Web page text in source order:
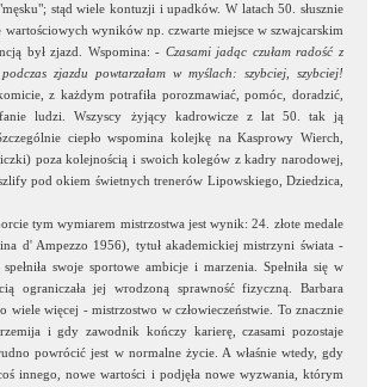
stąd wiele kontuzji i upadków. W latach 50. słusznie
wyników np. czwarte miejsce w szwajcarskim
był zjazd. Wspomina:- Czasami jadąc czułam radość z
zjazdu powtarzałam w myślach: szybciej, szybciej!
z każdym potrafiła porozmawiać, pomóc, doradzić,
ludzi. Wszyscy żyjący kadrowicze z lat 50. tak ją
ciepło wspomina kolejkę na Kasprowy Wierch,
poza kolejnością i swoich kolegów z kadry narodowej,
pod okiem świetnych trenerów Lipowskiego, Dziedzica,
tym wymiarem mistrzostwa jest wynik: 24. złote medale
d' Ampezzo 1956), tytuł akademickiej mistrzyni świata -
swoje sportowe ambicje i marzenia. Spełniła się w
jej wrodzoną sprawność fizyczną. Barbara
więcej - mistrzostwo w człowieczeństwie. To znacznie
i gdy zawodnik kończy karierę, czasami pozostaje
powrócić jest w normalne życie. A właśnie wtedy, gdy
innego, nowe wartości i podjęła nowe wyzwania, którym